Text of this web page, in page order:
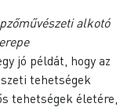
alkotó
jó példát, hogy az
tehetségek
tehetségek életére,